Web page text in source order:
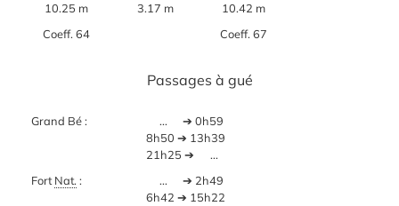
10.25 m
Coeff. 64
3.17 m
10.42 m
Coeff. 67
Passages à gué
Grand Bé : ...
➔ 0h59
8h50 ➔ 13h39
21h25 ➔
...
Fort Nat. : ...
➔ 2h49
6h42 ➔ 15h22